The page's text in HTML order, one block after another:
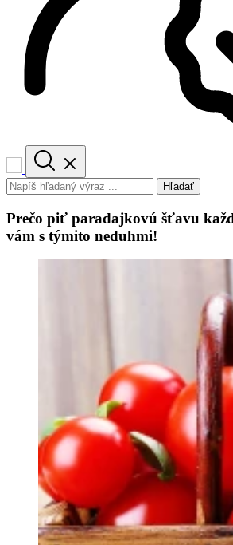
Hľadať
Prečo piť paradajkovú šťavu
vám s týmito neduhmi!